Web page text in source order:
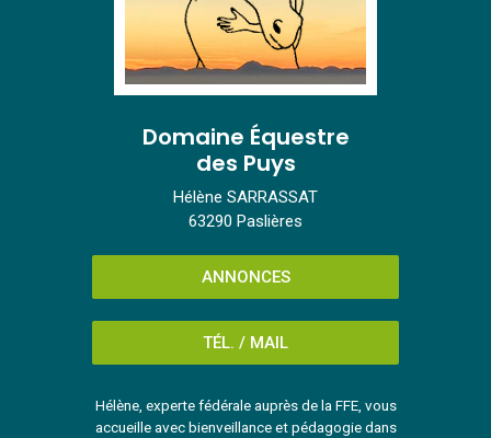
Domaine Équestre
des Puys
Hélène SARRASSAT
63290 Paslières
ANNONCES
TÉL. / MAIL
Hélène, experte fédérale auprès de la FFE, vous
accueille avec bienveillance et pédagogie dans